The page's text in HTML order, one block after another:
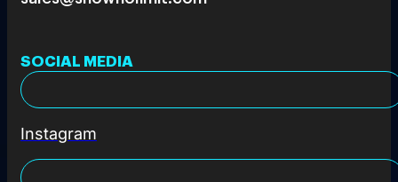
SOCIAL MEDIA
Instagram